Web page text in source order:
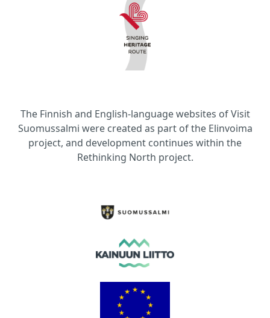
The Finnish and English-language websites of Visit
Suomussalmi were created as part of the Elinvoima
project, and development continues within the
Rethinking North project.